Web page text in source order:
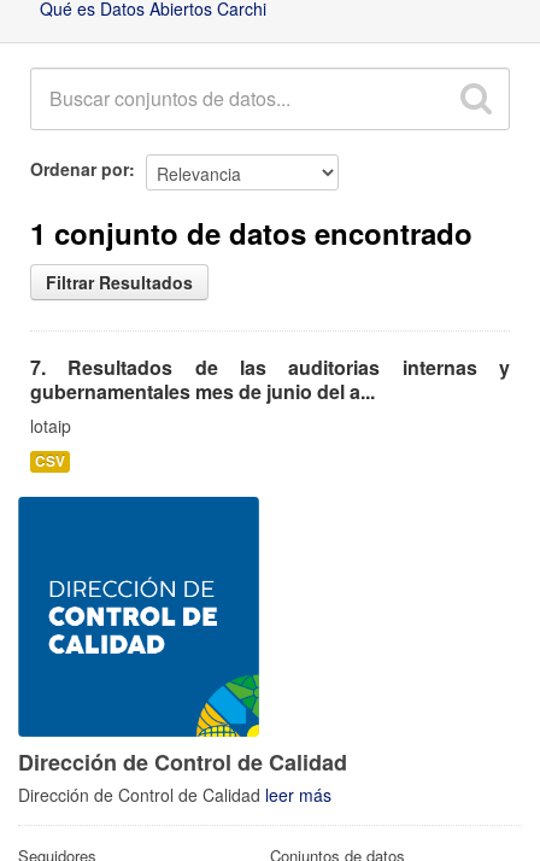
Qué es Datos Abiertos Carchi
Ordenar por
1 conjunto de datos encontrado
Filtrar Resultados
7. Resultados de las auditorias internas y
gubernamentales mes de junio del a...
lotaip
CSV
Dirección de Control de Calidad
Dirección de Control de Calidad leer más
Seguidores Conjuntos de datos